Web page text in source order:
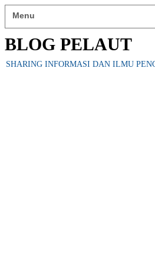
BLOG PELAUT
SHARING INFORMASI DAN ILMU